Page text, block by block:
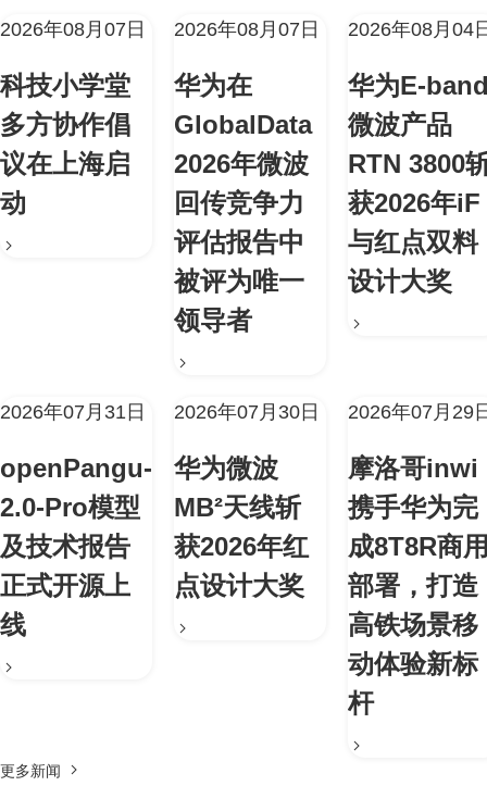
2026年08月07日
科技小学堂
多方协作倡
议在上海启
动
2026年08月07日
华为在
GlobalData
2026年微波
回传竞争力
评估报告中
被评为唯一
领导者
2026年08月04
华为E-
微波产品
RTN 3800
获2026年iF
与红点双料
设计大奖
2026年07月31日
openPangu-
2.0-Pro模型
及技术报告
正式开源上
线
2026年07月30日
华为微波
MB²天线斩
获2026年红
点设计大奖
2026年07月29
摩洛哥inwi
携手华为完
成8T8R商
部署，打造
高铁场景移
动体验新标
杆
更多新闻